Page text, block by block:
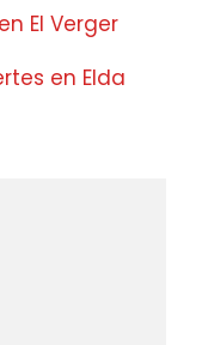
El Verger
en Elda